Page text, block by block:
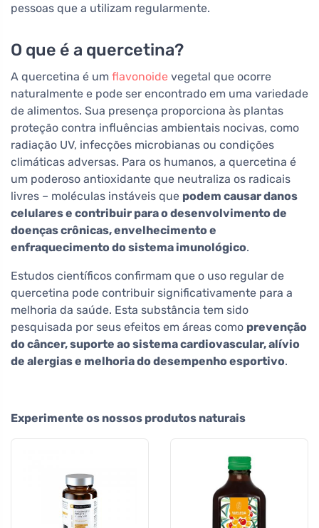
pessoas que a utilizam regularmente.
O que é a quercetina?
A quercetina é um flavonoide vegetal que ocorre
naturalmente e pode ser encontrado em uma variedade
de alimentos. Sua presença proporciona às plantas
proteção contra influências ambientais nocivas, como
radiação UV, infecções microbianas ou condições
climáticas adversas. Para os humanos, a quercetina é
um poderoso antioxidante que neutraliza os radicais
livres – moléculas instáveis que podem causar danos
celulares e contribuir para o desenvolvimento de
doenças crônicas, envelhecimento e
enfraquecimento do sistema imunológico.
Estudos científicos confirmam que o uso regular de
quercetina pode contribuir significativamente para a
melhoria da saúde. Esta substância tem sido
pesquisada por seus efeitos em áreas como prevenção
do câncer, suporte ao sistema cardiovascular, alívio
de alergias e melhoria do desempenho esportivo.
Experimente os nossos produtos naturais